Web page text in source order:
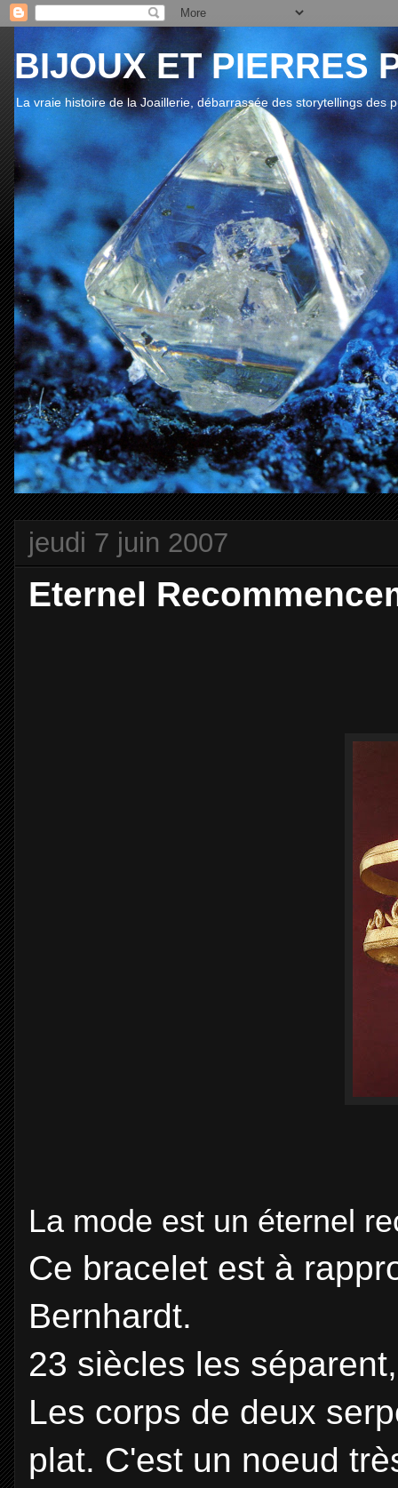
BIJOUX ET PIERRES
La vraie histoire de la Joaillerie, débarrassée des storytellings des
jeudi 7 juin 2007
Eternel
La mode est un éternel
Ce bracelet est à
Bernhardt.
23 siècles les
Les corps de deux
plat. C'est un noeud